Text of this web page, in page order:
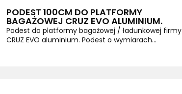
PODEST 100CM DO PLATFORMY
BAGAŻOWEJ CRUZ EVO ALUMINIUM.
Podest do platformy bagażowej / ładunkowej firmy
CRUZ EVO aluminium. Podest o wymiarach...